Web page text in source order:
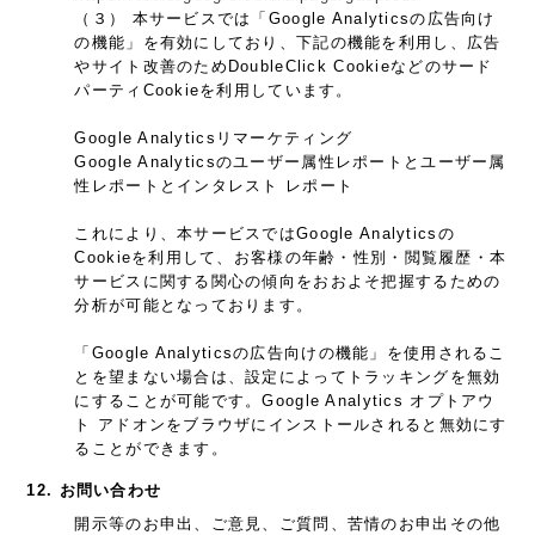
（３） 本サービスでは「Google Analyticsの広告向け
の機能」を有効にしており、下記の機能を利用し、広告
やサイト改善のためDoubleClick Cookieなどのサード
パーティCookieを利用しています。
Google Analyticsリマーケティング
Google Analyticsのユーザー属性レポートとユーザー属
性レポートとインタレスト レポート
これにより、本サービスではGoogle Analyticsの
Cookieを利用して、お客様の年齢・性別・閲覧履歴・本
サービスに関する関心の傾向をおおよそ把握するための
分析が可能となっております。
「Google Analyticsの広告向けの機能」を使用されるこ
とを望まない場合は、設定によってトラッキングを無効
にすることが可能です。Google Analytics オプトアウ
ト アドオンをブラウザにインストールされると無効にす
ることができます。
12. お問い合わせ
開示等のお申出、ご意見、ご質問、苦情のお申出その他